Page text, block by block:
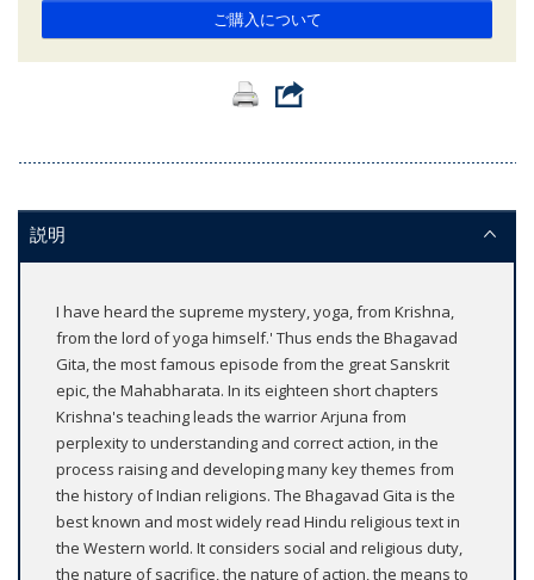
ご購入について
説明
I have heard the supreme mystery, yoga, from Krishna,
from the lord of yoga himself.' Thus ends the Bhagavad
Gita, the most famous episode from the great Sanskrit
epic, the Mahabharata. In its eighteen short chapters
Krishna's teaching leads the warrior Arjuna from
perplexity to understanding and correct action, in the
process raising and developing many key themes from
the history of Indian religions. The Bhagavad Gita is the
best known and most widely read Hindu religious text in
the Western world. It considers social and religious duty,
the nature of sacrifice, the nature of action, the means to